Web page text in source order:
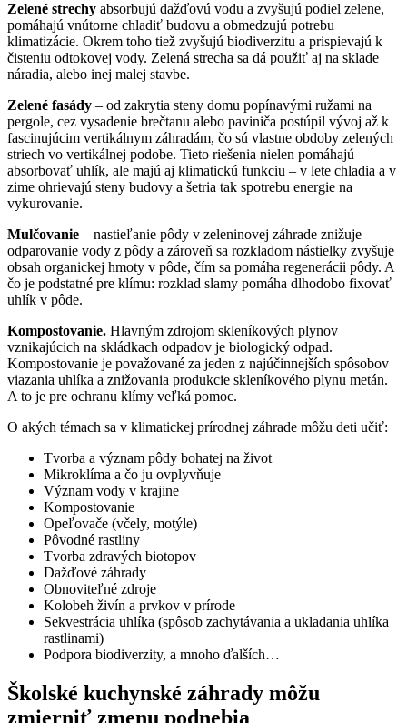
Zelené strechy absorbujú dažďovú vodu a zvyšujú podiel zelene,
pomáhajú vnútorne chladiť budovu a obmedzujú potrebu
klimatizácie. Okrem toho tiež zvyšujú biodiverzitu a prispievajú k
čisteniu odtokovej vody. Zelená strecha sa dá použiť aj na sklade
náradia, alebo inej malej stavbe.
Zelené fasády – od zakrytia steny domu popínavými ružami na
pergole, cez vysadenie brečtanu alebo paviniča postúpil vývoj až k
fascinujúcim vertikálnym záhradám, čo sú vlastne obdoby zelených
striech vo vertikálnej podobe. Tieto riešenia nielen pomáhajú
absorbovať uhlík, ale majú aj klimatickú funkciu – v lete chladia a v
zime ohrievajú steny budovy a šetria tak spotrebu energie na
vykurovanie.
Mulčovanie – nastieľanie pôdy v zeleninovej záhrade znižuje
odparovanie vody z pôdy a zároveň sa rozkladom nástielky zvyšuje
obsah organickej hmoty v pôde, čím sa pomáha regenerácii pôdy. A
čo je podstatné pre klímu: rozklad slamy pomáha dlhodobo fixovať
uhlík v pôde.
Kompostovanie. Hlavným zdrojom skleníkových plynov
vznikajúcich na skládkach odpadov je biologický odpad.
Kompostovanie je považované za jeden z najúčinnejších spôsobov
viazania uhlíka a znižovania produkcie skleníkového plynu metán.
A to je pre ochranu klímy veľká pomoc.
O akých témach sa v klimatickej prírodnej záhrade môžu deti učiť:
Tvorba a význam pôdy bohatej na život
Mikroklíma a čo ju ovplyvňuje
Význam vody v krajine
Kompostovanie
Opeľovače (včely, motýle)
Pôvodné rastliny
Tvorba zdravých biotopov
Dažďové záhrady
Obnoviteľné zdroje
Kolobeh živín a prvkov v prírode
Sekvestrácia uhlíka (spôsob zachytávania a ukladania uhlíka
rastlinami)
Podpora biodiverzity, a mnoho ďalších…
Školské kuchynské záhrady môžu
zmierniť zmenu podnebia